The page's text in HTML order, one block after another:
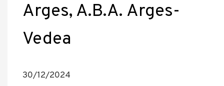
Arges, A.B.A. Arges-
Vedea
30/12/2024